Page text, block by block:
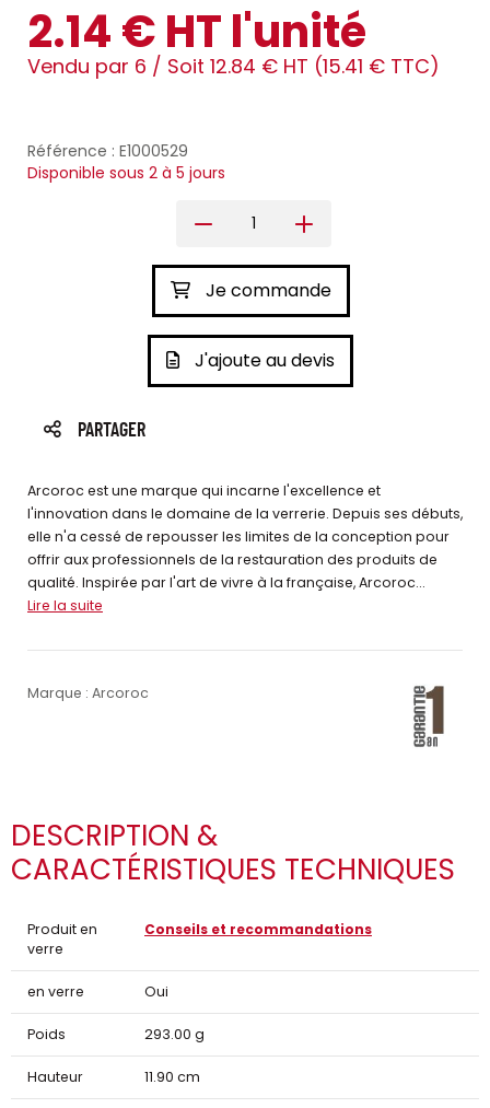
2.14 € HT l'unité
Vendu par 6 / Soit 12.84 € HT (15.41 € TTC)
Référence : E1000529
Disponible sous 2 à 5 jours
Je commande
J'ajoute au devis
PARTAGER
Arcoroc est une marque qui incarne l'excellence et
l'innovation dans le domaine de la verrerie. Depuis ses débuts,
elle n'a cessé de repousser les limites de la conception pour
offrir aux professionnels de la restauration des produits de
qualité. Inspirée par l'art de vivre à la française, Arcoroc...
Lire la suite
Marque : Arcoroc
DESCRIPTION &
CARACTÉRISTIQUES TECHNIQUES
Produit en
verre
Conseils et recommandations
en verre Oui
Poids 293.00 g
Hauteur 11.90 cm